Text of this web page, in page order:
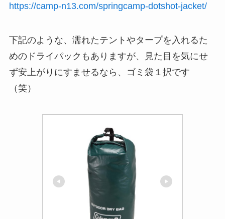
https://camp-n13.com/springcamp-dotshot-jacket/
下記のような、濡れたテントやタープを入れるた
めのドライパックもありますが、見た目を気にせ
ず安上がりにすませるなら、ゴミ袋１択です
（笑）